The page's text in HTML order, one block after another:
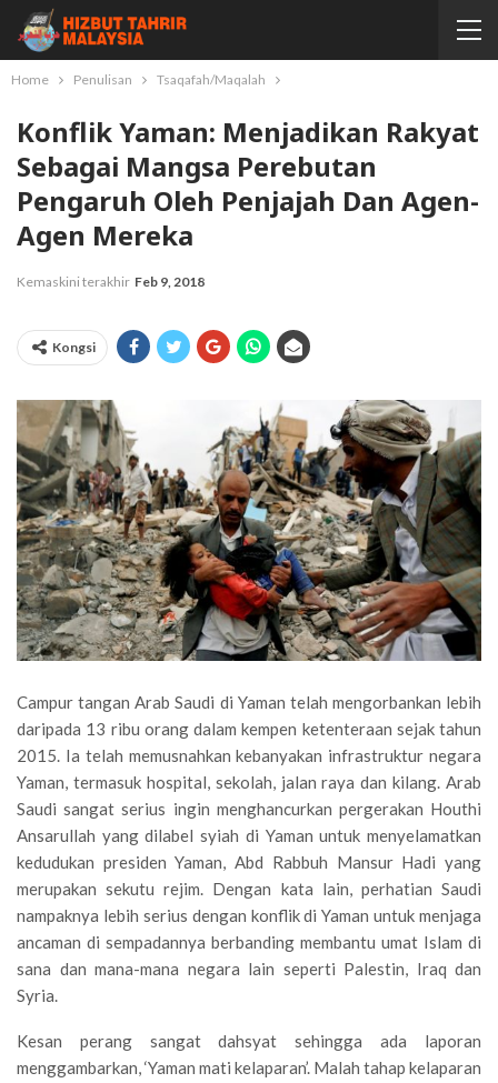
Home Penulisan Tsaqafah/Maqalah
Konflik Yaman: Menjadikan Rakyat
Sebagai Mangsa Perebutan
Pengaruh Oleh Penjajah Dan Agen-
Agen Mereka
Kemaskini terakhir Feb 9, 2018
Kongsi
Campur tangan Arab Saudi di Yaman telah mengorbankan lebih
daripada 13 ribu orang dalam kempen ketenteraan sejak tahun
2015. Ia telah memusnahkan kebanyakan infrastruktur negara
Yaman, termasuk hospital, sekolah, jalan raya dan kilang. Arab
Saudi sangat serius ingin menghancurkan pergerakan Houthi
Ansarullah yang dilabel syiah di Yaman untuk menyelamatkan
kedudukan presiden Yaman, Abd Rabbuh Mansur Hadi yang
merupakan sekutu rejim. Dengan kata lain, perhatian Saudi
nampaknya lebih serius dengan konflik di Yaman untuk menjaga
ancaman di sempadannya berbanding membantu umat Islam di
sana dan mana-mana negara lain seperti Palestin, Iraq dan
Syria.
Kesan perang sangat dahsyat sehingga ada laporan
menggambarkan, ‘Yaman mati kelaparan’. Malah tahap kelaparan